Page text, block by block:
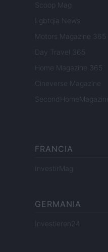
Scoop Mag
Lgbtqia News
Motors Magazine 365
Day Travel 365
Home Magazine 365
Cineverse Magazine
SecondHomeMagazine
FRANCIA
InvestirMag
GERMANIA
Investieren24